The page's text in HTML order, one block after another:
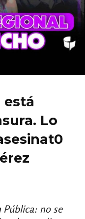
está
Lo
Pública: no se